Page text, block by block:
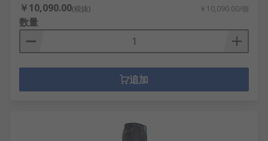
￥10,090.00(税抜) ￥10,090.00/個
数量
追加